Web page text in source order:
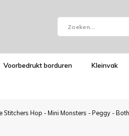
Voorbedrukt borduren Kleinvak
Stitchers Hop - Mini Monsters - Peggy -